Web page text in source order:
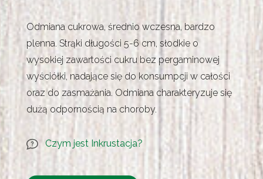
Odmiana cukrowa, średnio wczesna, bardzo
plenna. Strąki długości 5-6 cm, słodkie o
wysokiej zawartości cukru bez pergaminowej
wyściółki, nadające się do konsumpcji w całości
oraz do zasmażania. Odmiana charakteryzuje się
dużą odpornością na choroby.
Czym jest Inkrustacja?